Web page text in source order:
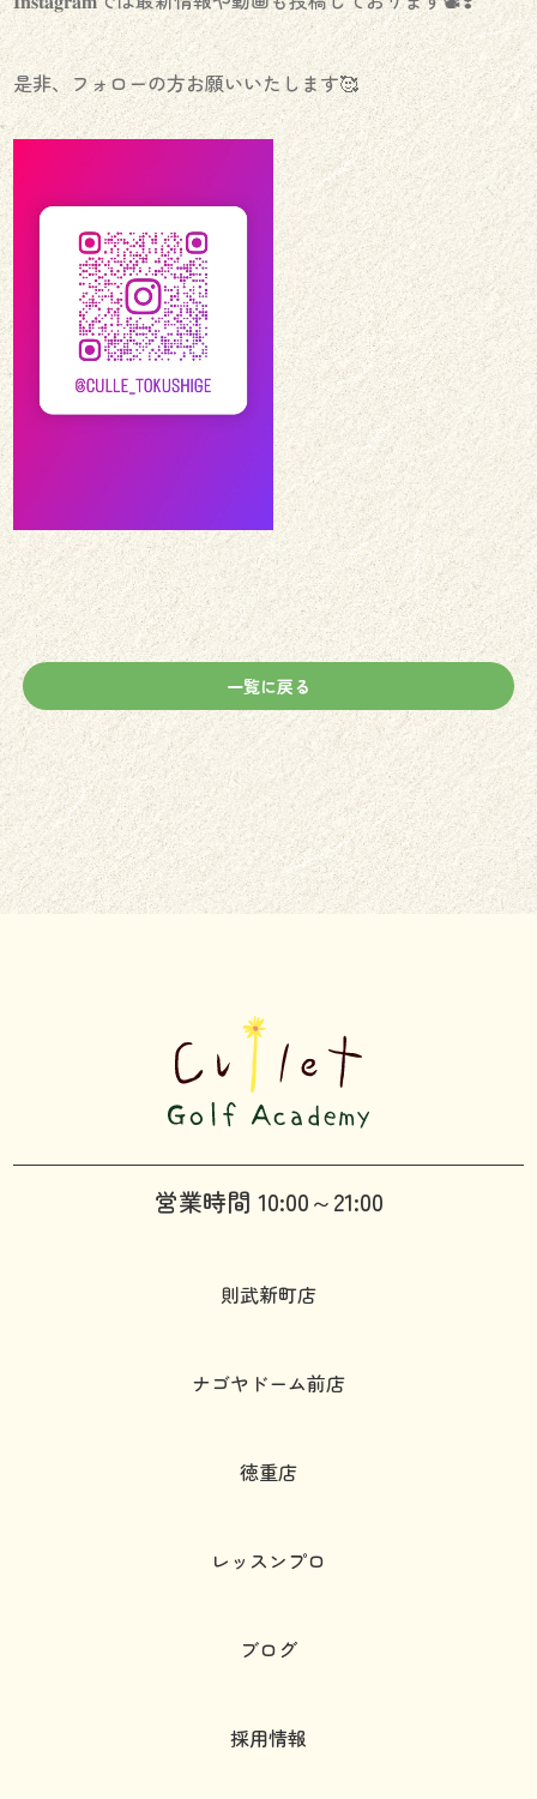
是非、フォローの方お願いいたします🥰
一覧に戻る
営業時間 10:00～21:00
則武新町店
ナゴヤドーム前店
徳重店
レッスンプロ
ブログ
採用情報